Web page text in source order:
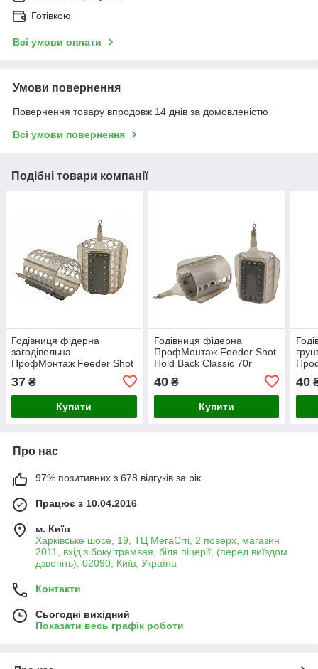
Готівкою
Всі умови оплати
Умови повернення
Повернення товару впродовж 14 днів за домовленістю
Всі умови повернення
Подібні товари компанії
Годівниця фідерна
загодівельна
ПрофМонтаж Feeder Shot
37 ₴
Купити
Годівниця фідерна
ПрофМонтаж Feeder Shot
Hold Back Classic 70г
40₴
Купити
40
Про нас
97% позитивних з 678 відгуків за рік
Працює з 10.04.2016
м. Київ
Харківське шосе, 19, ТЦ МегаСіті, 2 поверх, магазин
2011, вхід з боку трамвая, біля піцерії, (перед виїздом
дзвоніть), 02090, Київ, Україна
Контакти
Сьогодні вихідний
Показати весь графік роботи